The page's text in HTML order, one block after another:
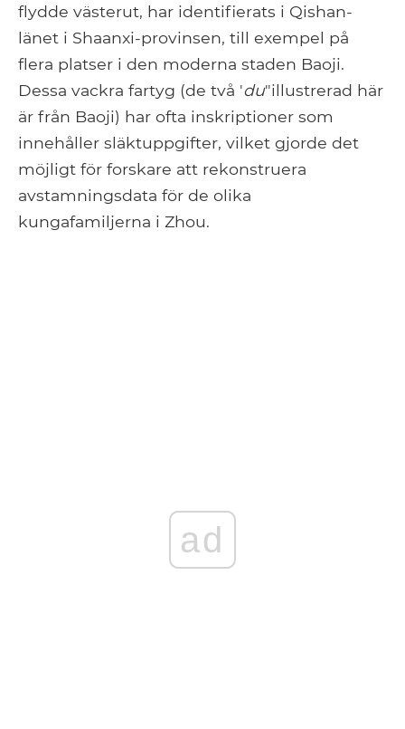
flydde västerut, har identifierats i Qishan-
länet i Shaanxi-provinsen, till exempel på
flera platser i den moderna staden Baoji.
Dessa vackra fartyg (de två 'du"illustrerad här
är från Baoji) har ofta inskriptioner som
innehåller släktuppgifter, vilket gjorde det
möjligt för forskare att rekonstruera
avstamningsdata för de olika
kungafamiljerna i Zhou.
ad